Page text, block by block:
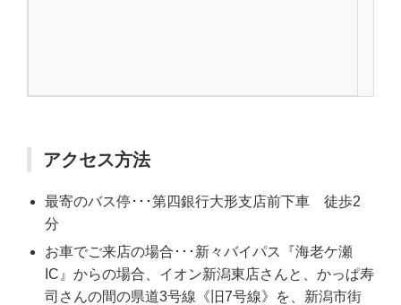
アクセス方法
最寄のバス停･･･第四銀行大形支店前下車 徒歩2
分
お車でご来店の場合･･･新々バイパス『海老ケ瀬
IC』からの場合、イオン新潟東店さんと、かっぱ寿
司さんの間の県道3号線《旧7号線》を、新潟市街